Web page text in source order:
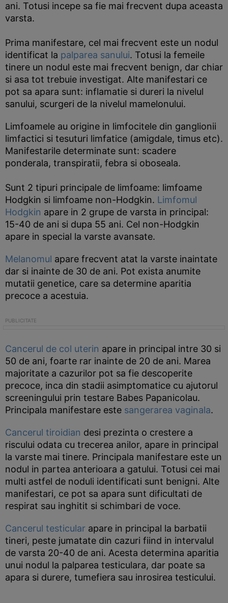
ani. Totusi incepe sa fie mai frecvent dupa aceasta
varsta.
Prima manifestare, cel mai frecvent este un nodul
identificat la palparea sanului. Totusi la femeile
tinere un nodul este mai frecvent benign, dar chiar
si asa tot trebuie investigat. Alte manifestari ce
pot sa apara sunt: inflamatie si dureri la nivelul
sanului, scurgeri de la nivelul mamelonului.
Limfoamele au origine in limfocitele din ganglionii
limfactici si tesuturi limfatice (amigdale, timus etc).
Manifestarile determinate sunt: scadere
ponderala, transpiratii, febra si oboseala.
Sunt 2 tipuri principale de limfoame: limfoame
Hodgkin si limfoame non-Hodgkin. Limfomul
Hodgkin apare in 2 grupe de varsta in principal:
15-40 de ani si dupa 55 ani. Cel non-Hodgkin
apare in special la varste avansate.
Melanomul apare frecvent atat la varste inaintate
dar si inainte de 30 de ani. Pot exista anumite
mutatii genetice, care sa determine aparitia
precoce a acestuia.
Cancerul de col uterin apare in principal intre 30 si
50 de ani, foarte rar inainte de 20 de ani. Marea
majoritate a cazurilor pot sa fie descoperite
precoce, inca din stadii asimptomatice cu ajutorul
screeningului prin testare Babes Papanicolau.
Principala manifestare este sangerarea vaginala.
Cancerul tiroidian desi prezinta o crestere a
riscului odata cu trecerea anilor, apare in principal
la varste mai tinere. Principala manifestare este un
nodul in partea anterioara a gatului. Totusi cei mai
multi astfel de noduli identificati sunt benigni. Alte
manifestari, ce pot sa apara sunt dificultati de
respirat sau inghitit si schimbari de voce.
Cancerul testicular apare in principal la barbatii
tineri, peste jumatate din cazuri fiind in intervalul
de varsta 20-40 de ani. Acesta determina aparitia
unui nodul la palparea testiculara, dar poate sa
apara si durere, tumefiera sau inrosirea testicului.